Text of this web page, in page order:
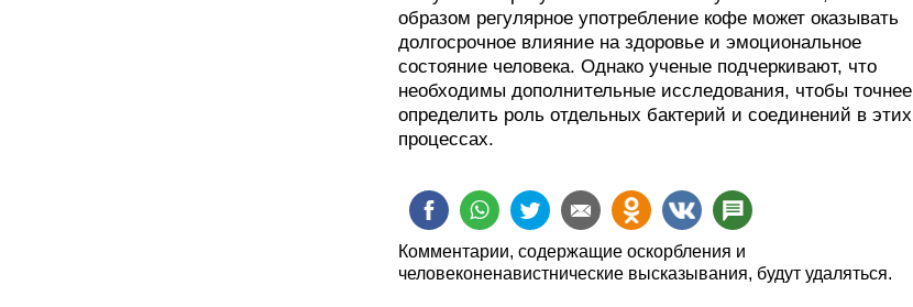
образом регулярное употребление кофе может оказывать
долгосрочное влияние на здоровье и эмоциональное
состояние человека. Однако ученые подчеркивают, что
необходимы дополнительные исследования, чтобы точнее
определить роль отдельных бактерий и соединений в этих
процессах.
Комментарии, содержащие оскорбления и
человеконенавистнические высказывания, будут удаляться.